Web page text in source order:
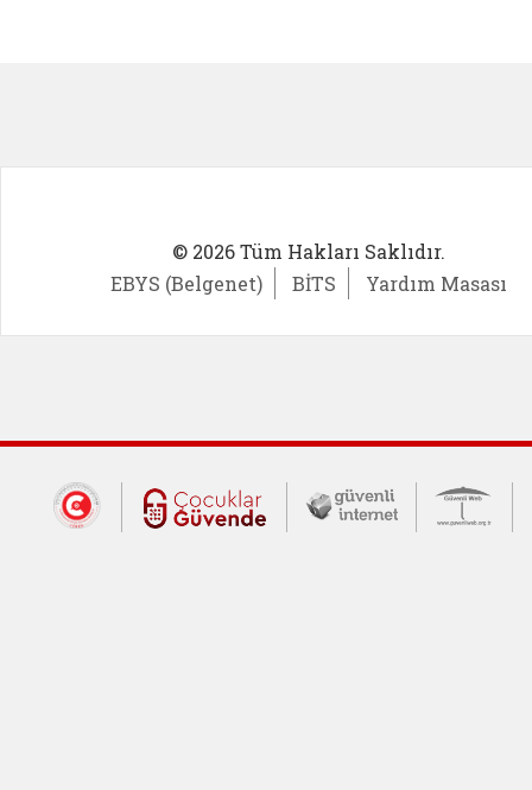
© 2026 Tüm Hakları Saklıdır.
EBYS (Belgenet)
BİTS Yardım Masası
Dış Bağlantılar
Cumhurbaşkanlığı İletişim Merkezi
Çocuklar Güvende (yeni
Güvenli